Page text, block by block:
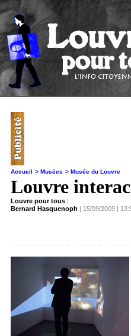
Accueil > Musées > Musée du Louvre
Louvre
Louvre pour tous |
Bernard Hasquenoph | 15/09/2009 |